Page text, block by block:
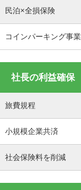
民泊×全損保険
コインパーキング事業
社長の利益確保
旅費規程
小規模企業共済
社会保険料を削減